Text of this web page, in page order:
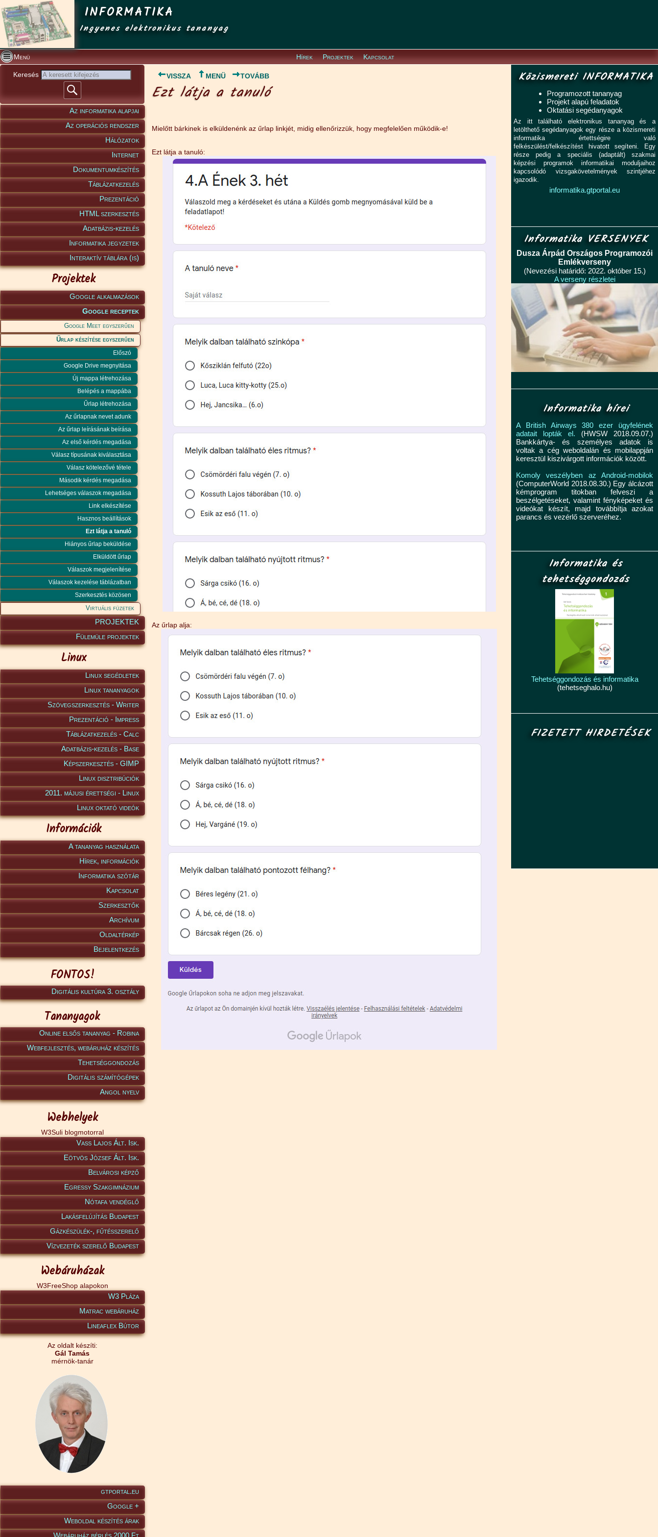
INFORMATIKA
Ingyenes elektronikus tananyag
Menü Hírek Projektek Kapcsolat
Keresés
Az informatika alapjai
Az operációs rendszer
Hálózatok
Internet
Dokumentumkészítés
Táblázatkezelés
Prezentáció
HTML szerkesztés
Adatbázis-kezelés
Informatika jegyzetek
Interaktív táblára (is)
Projektek
Google alkalmazások
Google receptek
Google Meet egyszerűen
Űrlap készítése egyszerűen
Előszó
Google Drive megnyitása
Új mappa létrehozása
Belépés a mappába
Űrlap létrehozása
Az űrlapnak nevet adunk
Az űrlap leírásának beírása
Az első kérdés megadása
Válasz típusának kiválasztása
Válasz kötelezővé tétele
Második kérdés megadása
Lehetséges válaszok megadása
Link elkészítése
Hasznos beállítások
Ezt látja a tanuló
Hiányos űrlap beküldése
Elküldött űrlap
Válaszok megjelenítése
Válaszok kezelése táblázatban
Szerkesztés közösen
Virtuális füzetek
PROJEKTEK
Fülemüle projektek
Linux
Linux segédletek
Linux tananyagok
Szövegszerkesztés - Writer
Prezentáció - Impress
Táblázatkezelés - Calc
Adatbázis-kezelés - Base
Képszerkesztés - GIMP
Linux disztribúciók
2011. májusi érettségi - Linux
Linux oktató videók
Információk
A tananyag használata
Hírek, információk
Informatika szótár
Kapcsolat
Szerkesztők
Archívum
Oldaltérkép
Bejelentkezés
FONTOS!
Digitális kultúra 3. osztály
Tananyagok
Online elsős tananyag - Robina
Webfejlesztés, webáruház készítés
Tehetséggondozás
Digitális számítógépek
Angol nyelv
Webhelyek
W3Suli blogmotorral
Vass Lajos Ált. Isk.
Eötvös József Ált. Isk.
Belvárosi képző
Egressy Szakgimnázium
Nótafa vendéglő
Lakásfelújítás Budapest
Gázkészülék-, fűtésszerelő
Vízvezeték szerelő Budapest
Webáruházak
W3FreeShop alapokon
W3 Pláza
Matrac webáruház
Lineaflex Bútor
Az oldalt készíti:
Gál Tamás
mérnök-tanár
gtportal.eu
Google +
Weboldal készítés árak
VISSZA MENÜ TOVÁBB
Ezt látja a tanuló
Mielőtt bárkinek is elküldenénk az űrlap linkjét, midig ellenőrizzük, hogy megfelelően működik-e!
Ezt látja a tanuló:
Az űrlap alja:
Közismereti INFORMATIKA
Programozott tananyag
Projekt alapú feladatok
Oktatási segédanyagok
Az itt található elektronikus tananyag és a
letölthető segédanyagok egy része a közismereti
informatika értettségire való
felkészülést/felkészítést hivatott segíteni. Egy
része pedig a speciális (adaptált) szakmai
képzési programok informatikai moduljaihoz
kapcsolódó vizsgakövetelmények szintjéhez
igazodik.
informatika.gtportal.eu
Informatika VERSENYEK
Dusza Árpád Országos Programozói
Emlékverseny
(Nevezési határidő: 2022. október 15.)
A verseny részletei
Informatika hírei
A British Airways 380 ezer ügyfelének
adatait lopták el. (HWSW 2018.09.07.)
Bankkártya- és személyes adatok is
voltak a cég weboldalán és mobilappján
keresztül kiszivárgott információk között.
Komoly veszélyben az Android-mobilok
(ComputerWorld 2018.08.30.) Egy álcázott
kémprogram titokban felveszi a
beszélgetéseket, valamint fényképeket és
videókat készít, majd továbbítja azokat
parancs és vezérlő szerveréhez.
Informatika és
tehetséggondozás
Tehetséggondozás és informatika
(tehetseghalo.hu)
FIZETETT HIRDETÉSEK